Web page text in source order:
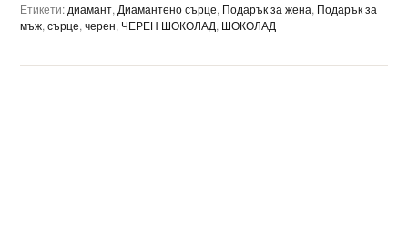
Етикети: диамант, Диамантено сърце, Подарък за жена, Подарък за
мъж, сърце, черен, ЧЕРЕН ШОКОЛАД, ШОКОЛАД